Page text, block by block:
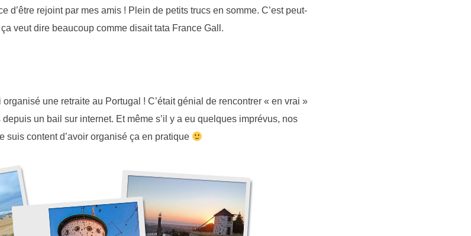
d’être rejoint par mes amis ! Plein de petits trucs en somme. C’est peut-
veut dire beaucoup comme disait tata France Gall.
organisé une retraite au Portugal ! C’était génial de rencontrer « en vrai »
un bail sur internet. Et même s’il y a eu quelques imprévus, nos
suis content d’avoir organisé ça en pratique